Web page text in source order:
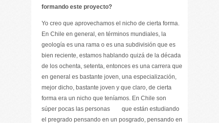
formando este proyecto?
Yo creo que aprovechamos el nicho de cierta forma.
En Chile en general, en términos mundiales, la
geología es una rama o es una subdivisión que es
bien reciente, estamos hablando quizá de la década
de los ochenta, setenta, entonces es una carrera que
en general es bastante joven, una especialización,
mejor dicho, bastante joven y que claro, de cierta
forma era un nicho que teníamos. En Chile son
súper pocas las personas que están estudiando
el pregrado pensando en un posgrado, pensando en